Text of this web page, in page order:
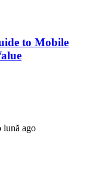
to Mobile
lună ago